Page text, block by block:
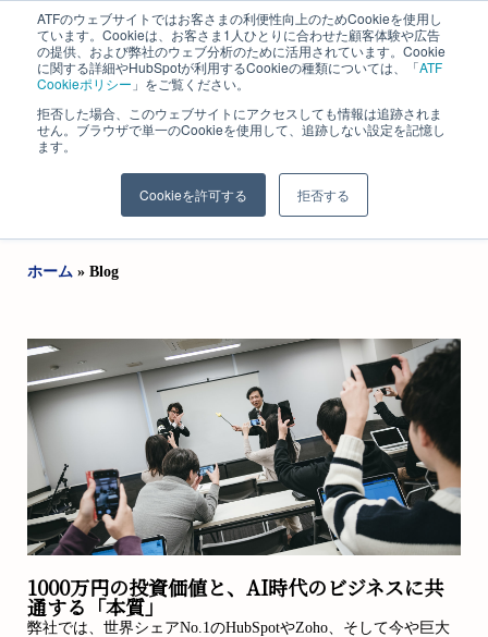
ATFのウェブサイトではお客さまの利便性向上のためCookieを使用し
ています。Cookieは、お客さま1人ひとりに合わせた顧客体験や広告
の提供、および弊社のウェブ分析のために活用されています。Cookie
に関する詳細やHubSpotが利用するCookieの種類については、「ATF
Cookieポリシー 」をご覧ください。
拒否した場合、このウェブサイトにアクセスしても情報は追跡されま
せん。ブラウザで単一のCookieを使用して、追跡しない設定を記憶し
ます。
Cookieを許可する 拒否する
株式会社 エイ・ティ・エフ​
ホーム » Blog
1000万円の投資価値と、AI時代のビジネスに共
通する「本質」
弊社では、世界シェアNo.1のHubSpotやZoho、そして今や巨大